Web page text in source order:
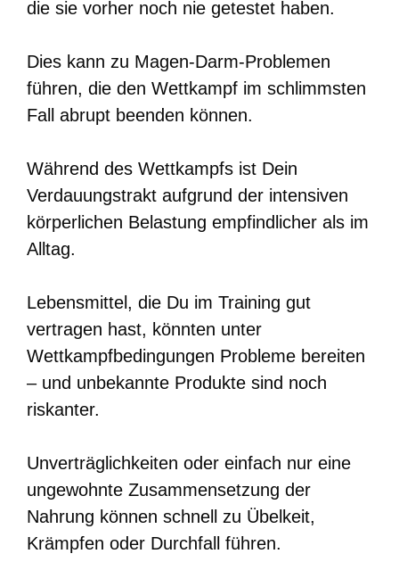
die sie vorher noch nie getestet haben.
Dies kann zu Magen-Darm-Problemen
führen, die den Wettkampf im schlimmsten
Fall abrupt beenden können.
Während des Wettkampfs ist Dein
Verdauungstrakt aufgrund der intensiven
körperlichen Belastung empfindlicher als im
Alltag.
Lebensmittel, die Du im Training gut
vertragen hast, könnten unter
Wettkampfbedingungen Probleme bereiten
– und unbekannte Produkte sind noch
riskanter.
Unverträglichkeiten oder einfach nur eine
ungewohnte Zusammensetzung der
Nahrung können schnell zu Übelkeit,
Krämpfen oder Durchfall führen.